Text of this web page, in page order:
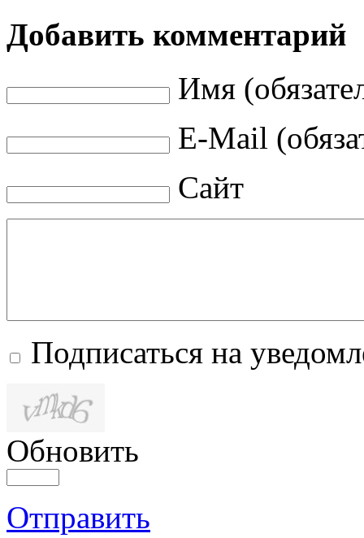
Добавить комментарий
Имя
E-Mail
Сайт
Подписаться на
Обновить
Отправить